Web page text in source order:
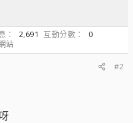
2,691 互動分數
0
站
#2